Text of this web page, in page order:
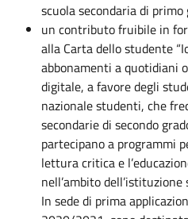
scuola secondaria di primo
un contributo fruibile in
alla Carta dello studente
abbonamenti a quotidiani
digitale, a favore degli
nazionale studenti, che
secondarie di secondo
partecipano a programmi
lettura critica e
nell’ambito
In sede di prima